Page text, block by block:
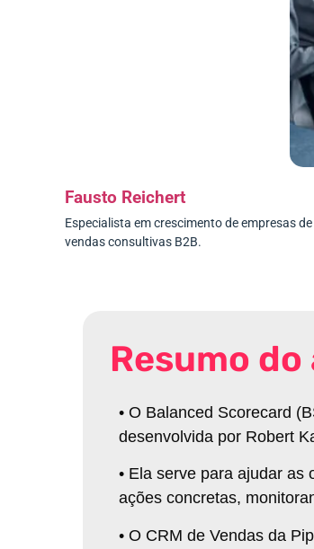
Fausto Reichert
Especialista em crescimento de empresas
vendas consultivas B2B.
Resumo
• O Balanced Scorecard
desenvolvida por Robert
• Ela serve para ajudar as
ações concretas,
• O CRM de Vendas da